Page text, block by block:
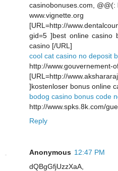
casinobonuses.com, @@(:
www.vignette.org
[URL=http://
gid=5 ]best online casino
casino [/URL]
cool cat casino no deposit
http://www.gouvernement-
[URL=http://
]kostenloser bonus online
bodog casino bonus code
http://www.spks.8k.com/
Reply
Anonymous 12:47 PM
dQBgGfjUzzXaA,